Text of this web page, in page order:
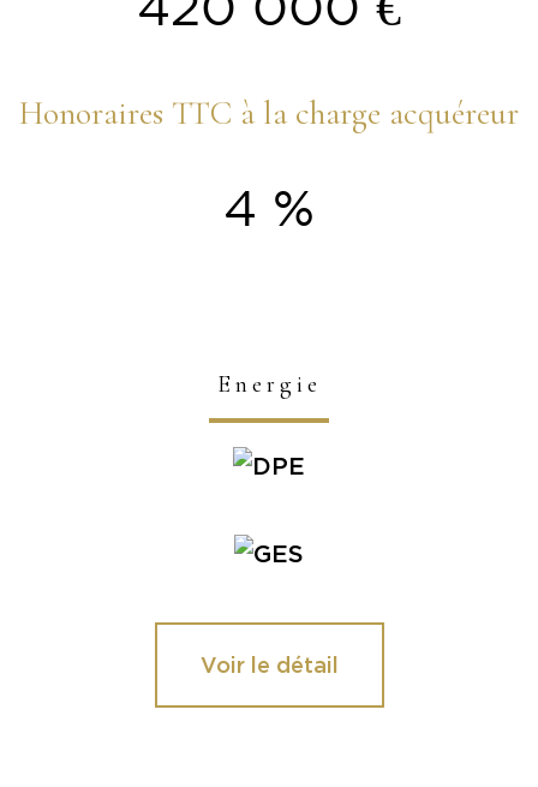
420 000 €
Honoraires TTC à la charge acquéreur
4 %
Energie
Voir le détail